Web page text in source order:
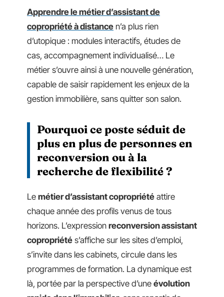
Apprendre le métier d’assistant de
copropriété à distance n’a plus rien
d’utopique : modules interactifs, études de
cas, accompagnement individualisé… Le
métier s’ouvre ainsi à une nouvelle génération,
capable de saisir rapidement les enjeux de la
gestion immobilière, sans quitter son salon.
Pourquoi ce poste séduit de
plus en plus de personnes en
reconversion ou à la
recherche de flexibilité ?
Le métier d’assistant copropriété attire
chaque année des profils venus de tous
horizons. L’expression reconversion assistant
copropriété s’affiche sur les sites d’emploi,
s’invite dans les cabinets, circule dans les
programmes de formation. La dynamique est
là, portée par la perspective d’une évolution